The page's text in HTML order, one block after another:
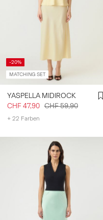
-20%
MATCHING SET
YASPELLA MIDIROCK
CHF 47,90 CHF 59,90
+ 22 Farben